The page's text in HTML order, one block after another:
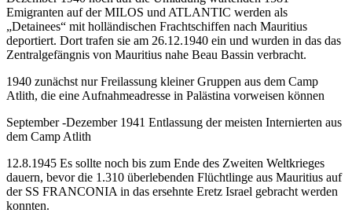
Emigranten auf der MILOS und ATLANTIC werden als
„Detainees“ mit holländischen Frachtschiffen nach Mauritius
deportiert. Dort trafen sie am 26.12.1940 ein und wurden in das das
Zentralgefängnis von Mauritius nahe Beau Bassin verbracht.
1940 zunächst nur Freilassung kleiner Gruppen aus dem Camp
Atlith, die eine Aufnahmeadresse in Palästina vorweisen können
September -Dezember 1941 Entlassung der meisten Internierten aus
dem Camp Atlith
12.8.1945 Es sollte noch bis zum Ende des Zweiten Weltkrieges
dauern, bevor die 1.310 überlebenden Flüchtlinge aus Mauritius auf
der SS FRANCONIA in das ersehnte Eretz Israel gebracht werden
konnten.